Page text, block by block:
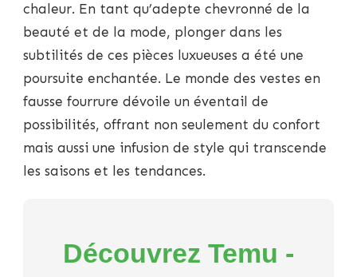
LE
MONDE
POLYVALENT
DES
VESTES
FAUSSE
FOURRURE
chaleur. En tant qu’adepte chevronné de la
beauté et de la mode, plonger dans les
subtilités de ces pièces luxueuses a été une
poursuite enchantée. Le monde des vestes en
fausse fourrure dévoile un éventail de
possibilités, offrant non seulement du confort
mais aussi une infusion de style qui transcende
les saisons et les tendances.
Découvrez Temu -